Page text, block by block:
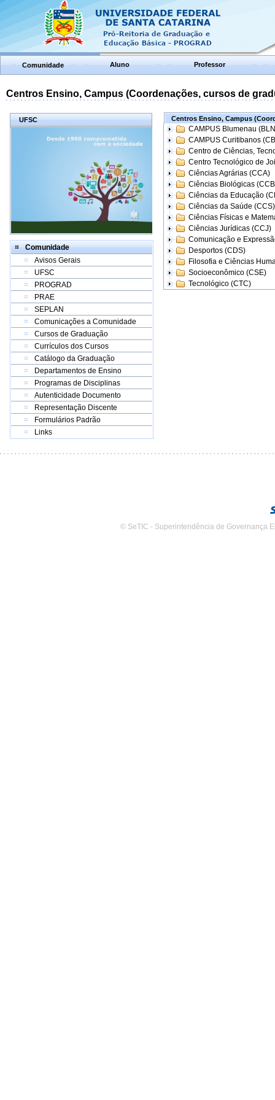
Comunidade Aluno Professor
Centros Ensino, Campus (Coordenações, cursos de
UFSC
Comunidade
Avisos Gerais
UFSC
PROGRAD
PRAE
SEPLAN
Comunicações a Comunidade
Cursos de Graduação
Currículos dos Cursos
Catálogo da Graduação
Departamentos de Ensino
Programas de Disciplinas
Autenticidade Documento
Representação Discente
Formulários Padrão
Links
Centros Ensino, Campus
CAMPUS Blumenau
CAMPUS Curitibanos
Centro de Ciências,
Centro Tecnológico de
Ciências Agrárias (CCA)
Ciências Biológicas
Ciências da Educação
Ciências da Saúde (CCS)
Ciências Físicas e
Ciências Jurídicas (CCJ)
Comunicação e
Desportos (CDS)
Filosofia e Ciências
Socioeconômico (CSE)
Tecnológico (CTC)
© SeTIC - Superintendência de Governança